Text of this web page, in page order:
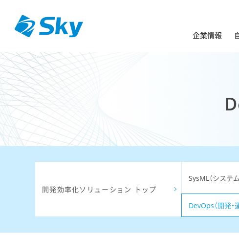
企業情報
開発効率化ソリューション トップ
SysML（システ
DevOps（開発・